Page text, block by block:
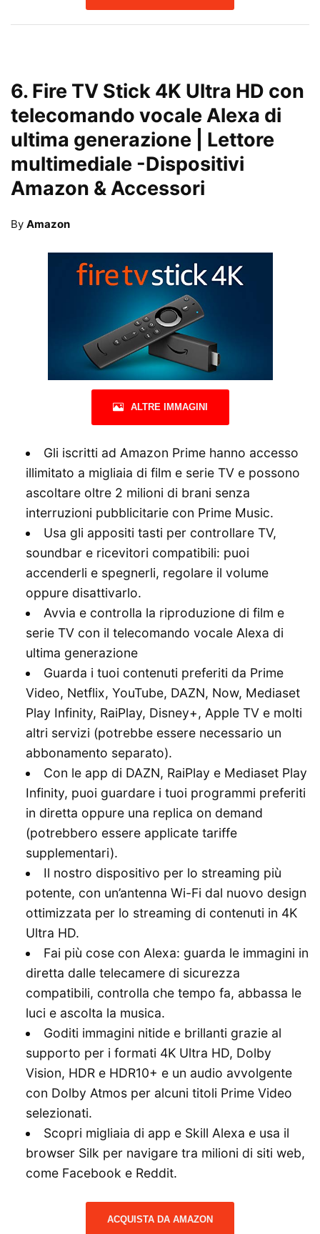
6. Fire TV Stick 4K Ultra HD con
telecomando vocale Alexa di
ultima generazione | Lettore
multimediale -Dispositivi
Amazon & Accessori
By Amazon
ALTRE IMMAGINI
Gli iscritti ad Amazon Prime hanno accesso
illimitato a migliaia di film e serie TV e possono
ascoltare oltre 2 milioni di brani senza
interruzioni pubblicitarie con Prime Music.
Usa gli appositi tasti per controllare TV,
soundbar e ricevitori compatibili: puoi
accenderli e spegnerli, regolare il volume
oppure disattivarlo.
Avvia e controlla la riproduzione di film e
serie TV con il telecomando vocale Alexa di
ultima generazione
Guarda i tuoi contenuti preferiti da Prime
Video, Netflix, YouTube, DAZN, Now, Mediaset
Play Infinity, RaiPlay, Disney+, Apple TV e molti
altri servizi (potrebbe essere necessario un
abbonamento separato).
Con le app di DAZN, RaiPlay e Mediaset Play
Infinity, puoi guardare i tuoi programmi preferiti
in diretta oppure una replica on demand
(potrebbero essere applicate tariffe
supplementari).
Il nostro dispositivo per lo streaming più
potente, con un’antenna Wi-Fi dal nuovo design
ottimizzata per lo streaming di contenuti in 4K
Ultra HD.
Fai più cose con Alexa: guarda le immagini in
diretta dalle telecamere di sicurezza
compatibili, controlla che tempo fa, abbassa le
luci e ascolta la musica.
Goditi immagini nitide e brillanti grazie al
supporto per i formati 4K Ultra HD, Dolby
Vision, HDR e HDR10+ e un audio avvolgente
con Dolby Atmos per alcuni titoli Prime Video
selezionati.
Scopri migliaia di app e Skill Alexa e usa il
browser Silk per navigare tra milioni di siti web,
come Facebook e Reddit.
ACQUISTA DA AMAZON